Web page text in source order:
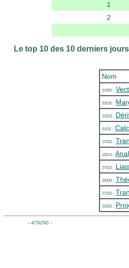
1
2
Le top 10 des 10 derniers jours
Nom
21050 :
33032 :
21023 :
61011 :
27033 :
16013 :
27023 :
26030 :
27032 :
21020 :
- 479290 -